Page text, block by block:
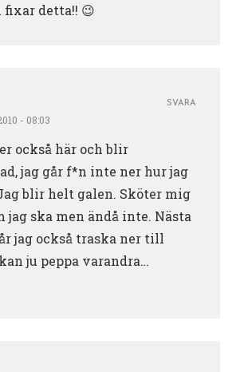
detta!! 😉
- 08:03
också här och blir
jag går f*n inte ner hur jag
blir helt galen. Sköter mig
jag ska men ändå inte. Nästa
jag också traska ner till
ju peppa varandra…
SVARA